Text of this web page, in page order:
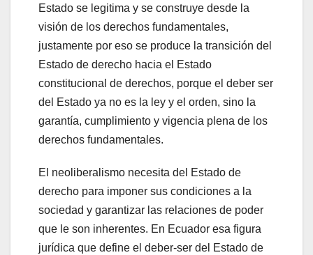
Estado se legitima y se construye desde la
visión de los derechos fundamentales,
justamente por eso se produce la transición del
Estado de derecho hacia el Estado
constitucional de derechos, porque el deber ser
del Estado ya no es la ley y el orden, sino la
garantía, cumplimiento y vigencia plena de los
derechos fundamentales.
El neoliberalismo necesita del Estado de
derecho para imponer sus condiciones a la
sociedad y garantizar las relaciones de poder
que le son inherentes. En Ecuador esa figura
jurídica que define el deber-ser del Estado de